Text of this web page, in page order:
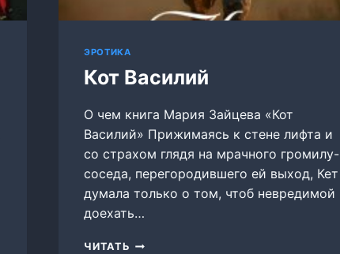
ЭРОТИКА
Кот Василий
О чем книга Мария Зайцева «Кот
Василий» Прижимаясь к стене лифта и
со страхом глядя на мрачного громилу-
соседа, перегородившего ей выход, Кет
думала только о том, чтоб невредимой
доехать…
ЧИТАТЬ КОТ